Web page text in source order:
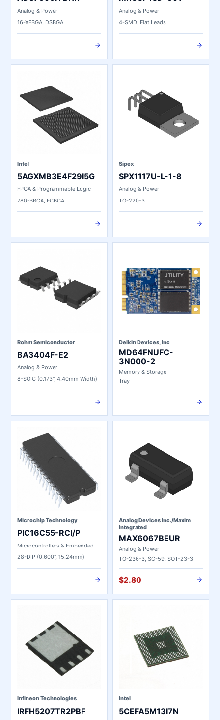
Analog & Power
16-XFBGA, DSBGA
Analog & Power
4-SMD, Flat Leads
Intel
5AGXMB3E4F29I5G
FPGA & Programmable Logic
780-BBGA, FCBGA
Sipex
SPX1117U-L-1-8
Analog & Power
TO-220-3
Rohm Semiconductor
BA3404F-E2
Analog & Power
8-SOIC (0.173", 4.40mm Width)
Delkin Devices, Inc
MD64FNUFC-
3N000-2
Memory & Storage
Tray
Microchip Technology
PIC16C55-RCI/P
Microcontrollers & Embedded
28-DIP (0.600", 15.24mm)
Analog Devices Inc./Maxim
Integrated
MAX6067BEUR
Analog & Power
TO-236-3, SC-59, SOT-23-3
$2.80
Infineon Technologies
IRFH5207TR2PBF
Intel
5CEFA5M13I7N